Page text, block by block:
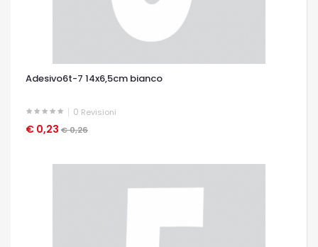
Adesivo6t-7 14x6,5cm bianco
0 Revisioni
€ 0,23 € 0,26
OCCHIATA VELOCE